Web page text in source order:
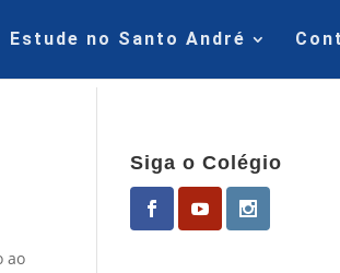
Estude no Santo André
ao
Siga o Colégio